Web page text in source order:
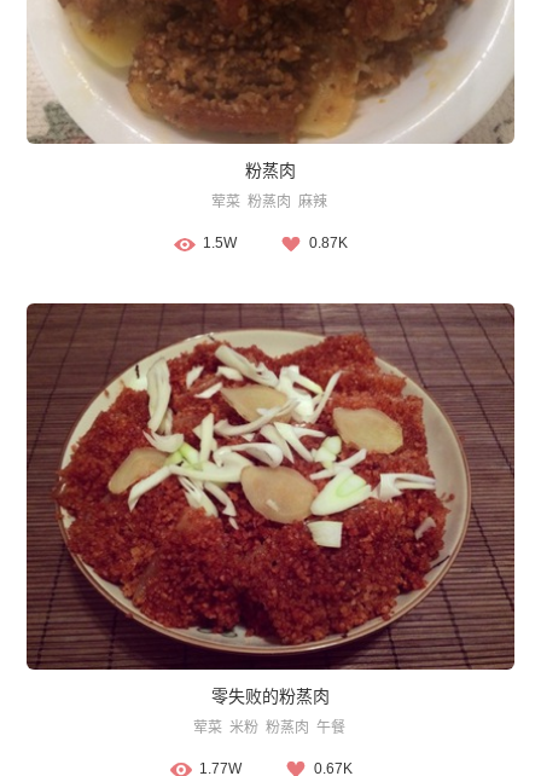
粉蒸肉
荤菜 粉蒸肉 麻辣
1.5W 0.87K
零失败的粉蒸肉
荤菜 米粉 粉蒸肉 午餐
1.77W 0.67K